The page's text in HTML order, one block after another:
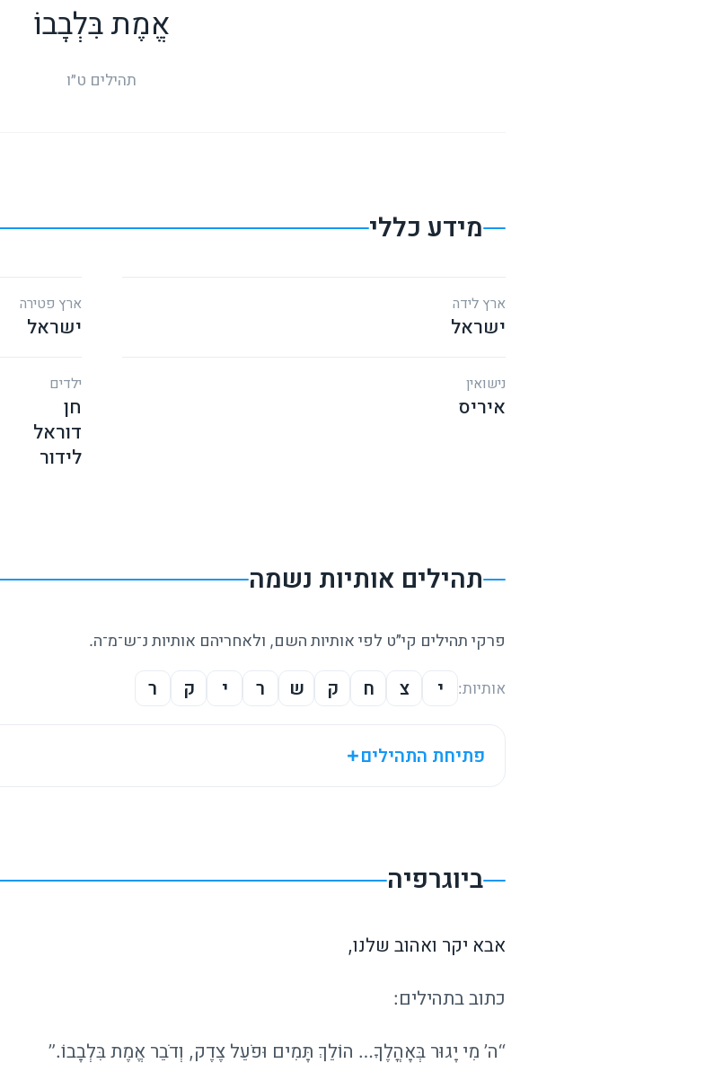
אֱמֶת בִּלְבָבוֹ
תהילים ט״ו
מידע כללי
ארץ לידה
ישראל
ארץ פטירה
ישראל
נישואין
איריס
ילדים
לידור
תהילים אותיות נשמה
פרקי תהילים קי״ט לפי אותיות השם, ולאחריהם אותיות נ־ש־מ־ה.
אותיות: י צ ח ק ש ר י ק ר
פתיחת התהילים
ביוגרפיה
אבא יקר ואהוב שלנו,
כתוב בתהילים:
“ה’ מִי יָגוּר בְּאָהֳלֶךָ… הוֹלֵךְ תָּמִים וּפֹעֵל צֶדֶק, וְדֹבֵר אֱמֶת בִּלְבָבוֹ.”